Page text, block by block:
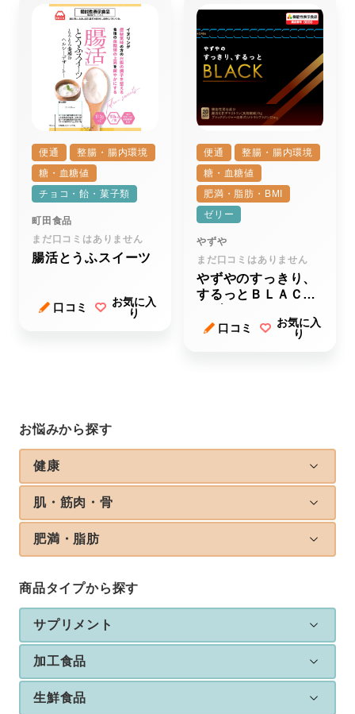
お悩みから探す
健康
肌・筋肉・骨
肥満・脂肪
商品タイプから探す
サプリメント
加工食品
生鮮食品
便通
整腸・腸内環境
糖・血糖値
チョコ・飴・菓子類
町田食品
まだ口コミはありません
腸活とうふスイーツ
口コミ
お気に入
り
便通
整腸・腸内環境
糖・血糖値
肥満・脂肪・BMI
ゼリー
やずや
まだ口コミはありません
やずやのすっきり、
するっとＢＬＡＣＫ
口コミ
お気に入
り